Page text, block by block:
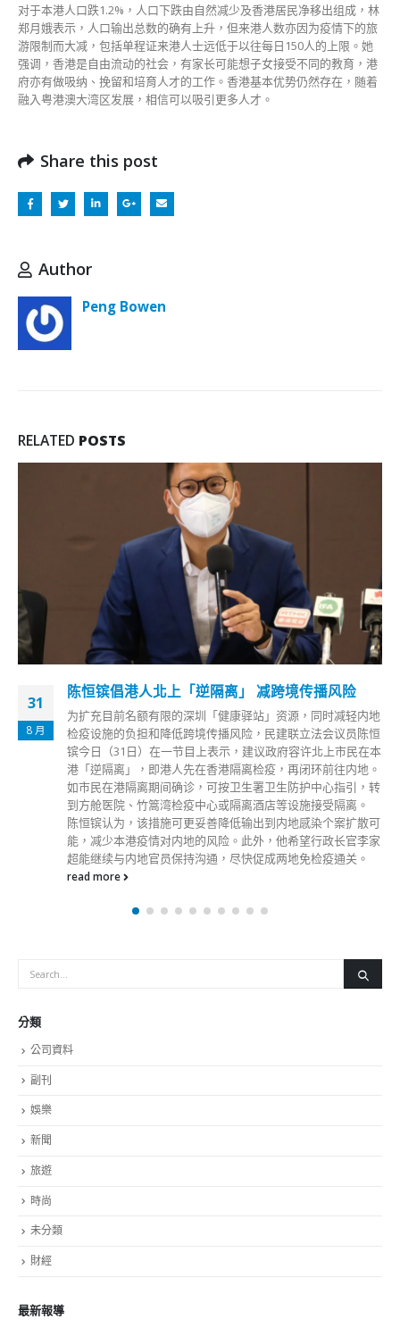
对于本港人口跌1.2%，人口下跌由自然减少及香港居民净移出组成，林
郑月娥表示，人口输出总数的确有上升，但来港人数亦因为疫情下的旅
游限制而大减，包括单程证来港人士远低于以往每日150人的上限。她
强调，香港是自由流动的社会，有家长可能想子女接受不同的教育，港
府亦有做吸纳、挽留和培育人才的工作。香港基本优势仍然存在，随着
融入粤港澳大湾区发展，相信可以吸引更多人才。
Share this post
Author
Peng Bowen
RELATED POSTS
31
8 月
陈恒镔倡港人北上「逆隔离」 减跨境传播风险
为扩充目前名额有限的深圳「健康驿站」资源，同时减轻内地
检疫设施的负担和降低跨境传播风险，民建联立法会议员陈恒
镔今日（31日）在一节目上表示，建议政府容许北上市民在本
港「逆隔离」，即港人先在香港隔离检疫，再闭环前往内地。
如市民在港隔离期间确诊，可按卫生署卫生防护中心指引，转
到方舱医院、竹篙湾检疫中心或隔离酒店等设施接受隔离。
陈恒镔认为，该措施可更妥善降低输出到内地感染个案扩散可
能，减少本港疫情对内地的风险。此外，他希望行政长官李家
超能继续与内地官员保持沟通，尽快促成两地免检疫通关。
read more
分類
公司資料
副刊
娛樂
新聞
旅遊
時尚
未分類
財經
最新報導